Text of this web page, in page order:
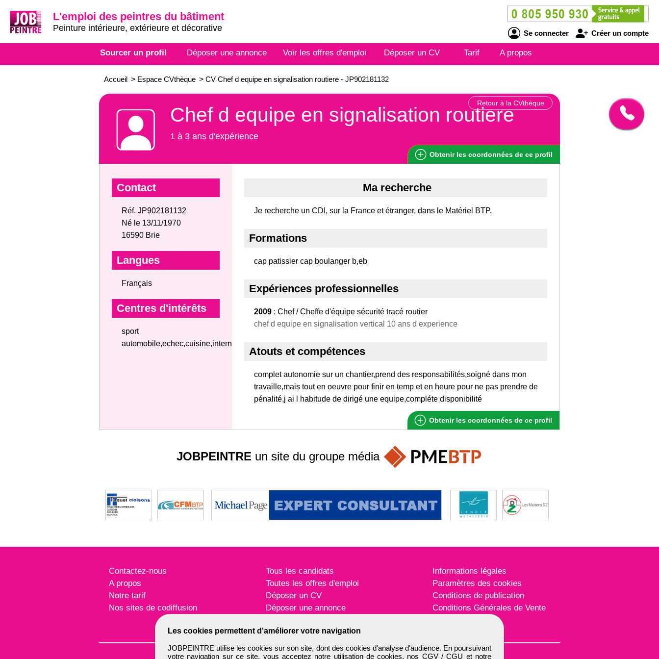
L'emploi des peintres du bâtiment
Peinture intérieure, extérieure et décorative
Se connecter Créer un compte
Sourcer un profil Déposer une annonce Voir les offres d'emploi Déposer un CV Tarif A propos
Accueil > Espace CVthèque > CV Chef d equipe en signalisation routiere - JP902181132
Retour à la CVthèque
Chef d equipe en signalisation routiere
1 à 3 ans d'expérience
Obtenir les coordonnées de ce profil
Contact
Réf. JP902181132
Né le 13/11/1970
16590 Brie
Langues
Français
Centres d'intérêts
sport
automobile,echec,cuisine,internet
Ma recherche
Je recherche un CDI, sur la France et étranger, dans le Matériel BTP.
Formations
cap patissier cap boulanger b,eb
Expériences professionnelles
2009 : Chef / Cheffe d'équipe sécurité tracé routier
chef d equipe en signalisation vertical 10 ans d experience
Atouts et compétences
complet autonomie sur un chantier,prend des responsabilités,soigné dans mon
travaille,mais tout en oeuvre pour finir en temp et en heure pour ne pas prendre de
pénalité,j ai l habitude de dirigé une equipe,compléte disponibilité
Obtenir les coordonnées de ce profil
Les cookies permettent d'améliorer votre navigation
JOBPEINTRE utilise les cookies sur son site, dont des cookies d'analyse d'audience. En poursuivant
votre navigation sur ce site, vous acceptez notre utilisation de cookies, nos CGV / CGU et notre
JOBPEINTRE un site du groupe média
Contactez-nous
A propos
Notre tarif
Nos sites de codiffusion
Tous les candidats
Toutes les offres d'emploi
Déposer un CV
Déposer une annonce
Informations légales
Paramètres des cookies
Conditions de publication
Conditions Générales de Vente